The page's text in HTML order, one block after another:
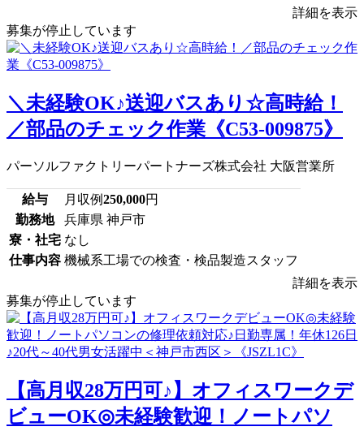
詳細を表示
募集が停止しています
＼未経験OK♪送迎バスあり☆高時給！
／部品のチェック作業《C53-009875》
パーソルファクトリーパートナーズ株式会社 大阪営業所
給与 月収例250,000円
勤務地
兵庫県 神戸市
寮・社宅 なし
仕事内容 機械系工場での検査・検品製造スタッフ
詳細を表示
募集が停止しています
【高月収28万円可♪】オフィスワークデ
ビューOK◎未経験歓迎！ノートパソ